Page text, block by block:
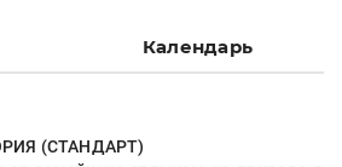
Календарь
(СТАНДАРТ)